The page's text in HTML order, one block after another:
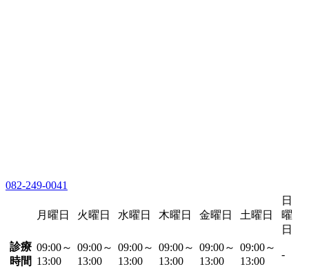
082-249-0041
月曜日 火曜日 水曜日 木曜日 金曜日 土曜日
日
曜
日
診療
時間
09:00～
13:00
09:00～
13:00
09:00～
13:00
09:00～
13:00
09:00～
13:00
09:00～
13:00
-